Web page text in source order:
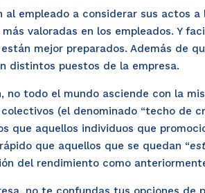
empleado a considerar sus actos a
valoradas en los empleados. Y
mejor preparados. Además de
distintos puestos de la empresa.
todo el mundo asciende con la
(el denominado “techo de
que aquellos individuos que
que aquellos que se quedan “
del rendimiento como